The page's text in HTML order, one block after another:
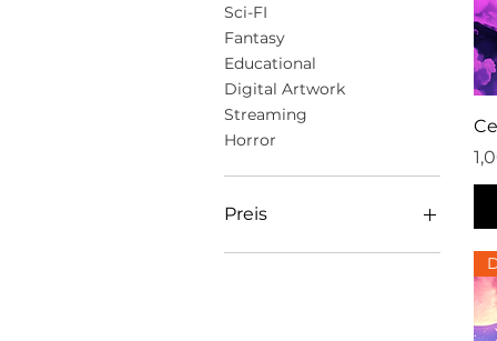
Sci-FI
Fantasy
Educational
Digital Artwork
Streaming
Horror
Preis